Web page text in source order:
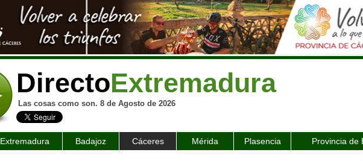
DirectoExtremadura
Las cosas como son. 8 de Agosto de 2026
Extremadura Badajoz Cáceres Mérida Plasencia Provincia de